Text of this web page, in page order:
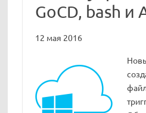
GoCD, bash и
12 мая 2016